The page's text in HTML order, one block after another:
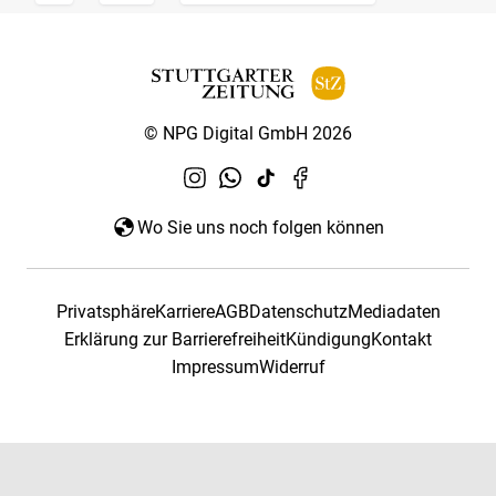
© NPG Digital GmbH 2026
Wo Sie uns noch folgen können
PrivatsphäreKarriereAGBDatenschutzMediadaten
Erklärung zur BarrierefreiheitKündigungKontakt
ImpressumWiderruf